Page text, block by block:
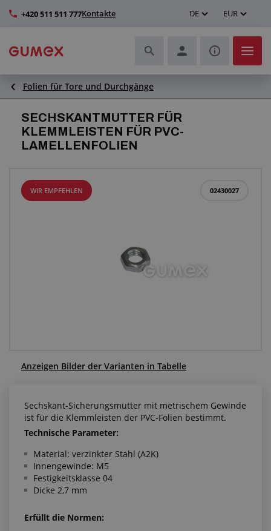
+420 511 511 777Kontakte DE EUR
Schläuche und deren Komplettierung
Profile und Herstellung von Dichtungen
Technische Kunststoffe
Transportbänder und Montage
Weitere Gummi- und Kunststoffprodukte
Folien für Tore und Durchgänge
SECHSKANTMUTTER FÜR
KLEMMLEISTEN FÜR PVC-
LAMELLENFOLIEN
02430027
WIR EMPFEHLEN
Anzeigen Bilder der Varianten in Tabelle
Sechskant-Sicherungsmutter mit metrischem Gewinde
ist für die Klemmleisten der PVC-Folien bestimmt.
Technische Parameter:
Material: verzinkter Stahl (A2K)
Innengewinde: M5
Festigkeitsklasse 04
Dicke 2,7 mm
Erfüllt die Normen: